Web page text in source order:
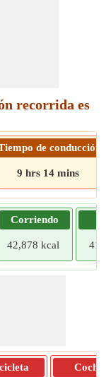
recorrida es
de conducción
9 hrs 14 mins
Corriendo
42,878 kcal
Coche